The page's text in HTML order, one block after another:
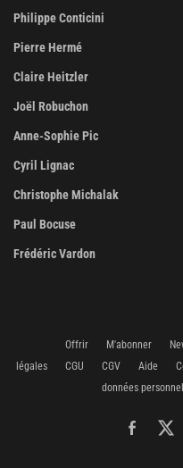
Philippe Conticini
Pierre Hermé
Claire Heitzler
Joël Robuchon
Anne-Sophie Pic
Cyril Lignac
Christophe Michalak
Paul Bocuse
Frédéric Vardon
Offrir M'abonner
légales
CGU CGV Aide
données